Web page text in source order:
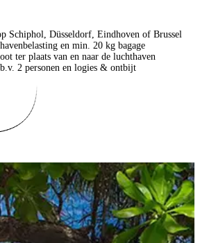
Schiphol, Düsseldorf, Eindhoven of Brussel
en min. 20 kg bagage
ter plaats van en naar de luchthaven
2 personen en logies & ontbijt